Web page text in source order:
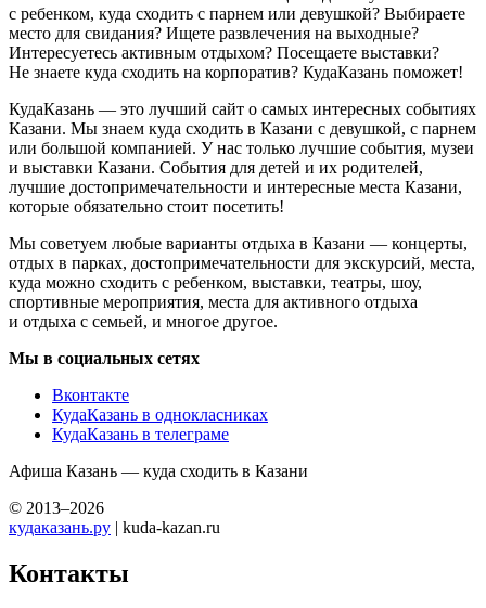
с ребенком, куда сходить с парнем или девушкой? Выбираете
место для свидания? Ищете развлечения на выходные?
Интересуетесь активным отдыхом? Посещаете выставки?
Не знаете куда сходить на корпоратив? КудаКазань поможет!
КудаКазань — это лучший сайт о самых интересных событиях
Казани. Мы знаем куда сходить в Казани с девушкой, с парнем
или большой компанией. У нас только лучшие события, музеи
и выставки Казани. События для детей и их родителей,
лучшие достопримечательности и интересные места Казани,
которые обязательно стоит посетить!
Мы советуем любые варианты отдыха в Казани — концерты,
отдых в парках, достопримечательности для экскурсий, места,
куда можно сходить с ребенком, выставки, театры, шоу,
спортивные мероприятия, места для активного отдыха
и отдыха с семьей, и многое другое.
Мы в социальных сетях
Вконтакте
КудаКазань в однокласниках
КудаКазань в телеграме
Афиша Казань — куда сходить в Казани
© 2013–2026
кудаказань.ру | kuda-kazan.ru
Контакты